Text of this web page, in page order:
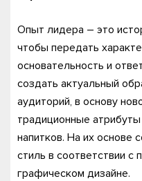
Опыт лидера – это
чтобы передать
основательность и
создать актуальный
аудиторий, в основу
традиционные
напитков. На их основе
стиль в соответствии с
графическом дизайне.